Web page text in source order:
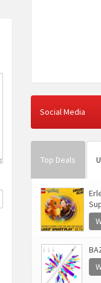
Social Media
Top Deals